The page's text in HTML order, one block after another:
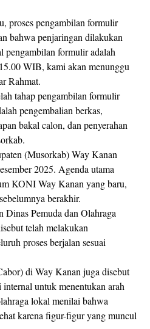
proses pengambilan formulir
bahwa penjaringan dilakukan
pengambilan formulir adalah
WIB, kami akan menunggu
Rahmat.
tahap pengambilan formulir
pengembalian berkas,
bakal calon, dan penyerahan
(Musorkab) Way Kanan
2025. Agenda utama
KONI Way Kanan yang baru,
berakhir.
Pemuda dan Olahraga
telah melakukan
proses berjalan sesuai
di Way Kanan juga disebut
untuk menentukan arah
lokal menilai bahwa
karena figur-figur yang muncul